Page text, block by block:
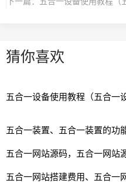
猜你喜欢
五合一设备使用教程（五合一
五合一装置、五合一装置的功
五合一网站源码，五合一网站
五合一网站搭建费用、五合一